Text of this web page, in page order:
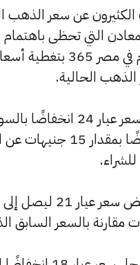
التي تحظى باهتمام
,ونقوم في مصر
الذهب الحالية.
بالسعر السابق الذي بلغ 7160 جنيهًا للبيع